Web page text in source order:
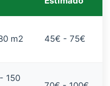
m2 45€ - 75€
150